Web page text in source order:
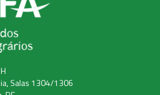
Salas 1304/1306